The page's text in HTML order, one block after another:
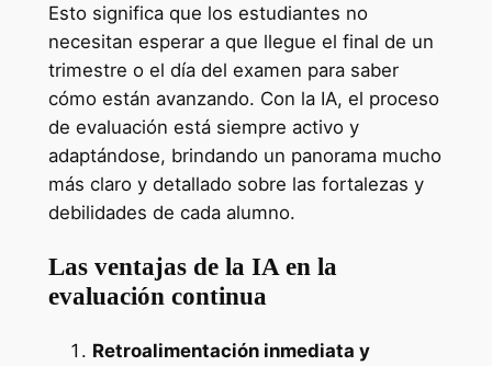
Esto significa que los estudiantes no
necesitan esperar a que llegue el final de un
trimestre o el día del examen para saber
cómo están avanzando. Con la IA, el proceso
de evaluación está siempre activo y
adaptándose, brindando un panorama mucho
más claro y detallado sobre las fortalezas y
debilidades de cada alumno.
Las ventajas de la IA en la
evaluación continua
Retroalimentación inmediata y